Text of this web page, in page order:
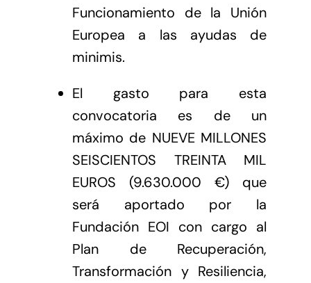
Funcionamiento de la Unión
Europea a las ayudas de
minimis.
El gasto para esta
convocatoria es de un
máximo de NUEVE MILLONES
SEISCIENTOS TREINTA MIL
EUROS (9.630.000 €) que
será aportado por la
Fundación EOI con cargo al
Plan de Recuperación,
Transformación y Resiliencia,